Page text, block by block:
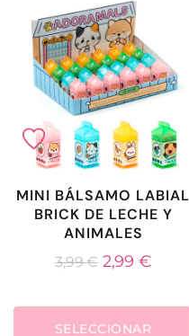
MINI BÁLSAMO LABIAL
BRICK DE LECHE Y
ANIMALES
3,99€ 2,99 €
SELECCIONAR